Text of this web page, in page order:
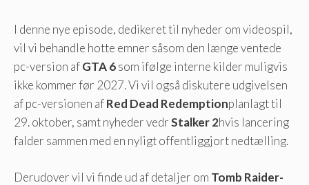
I denne nye episode, dedikeret til nyheder om videospil,
vil vi behandle hotte emner såsom den længe ventede
pc-version afGTA 6som ifølge interne kilder muligvis
ikke kommer før 2027. Vi vil også diskutere udgivelsen
af ​​pc-versionen afRed Dead Redemptionplanlagt til
29. oktober, samt nyheder vedrStalker 2hvis lancering
falder sammen med en nyligt offentliggjort nedtælling.
Derudover vil vi finde ud af detaljer om Tomb Raider-